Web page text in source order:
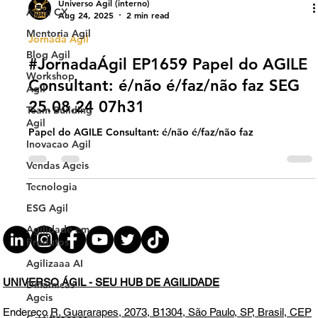
Agile CX
Mentoria Agil
Blog Agil
Workshop
Agil
Team Building
Agil
Inovacao Agil
Vendas Ageis
Tecnologia
ESG Agil
Agilidade em
Produtos
Agilizaaa AI
Dinamicas
Ageis
Universo Ágil (interno)
Aug 24, 2025
Jornada Agil
#JornadaÁgil EP1659 Papel do AGILE
Consultant: é/não é/faz/não faz SEG
25.08.24 07h31
Papel do AGILE Consultant: é/não é/faz/não faz
UNIVERSO ÁGIL - SEU HUB DE AGILIDADE